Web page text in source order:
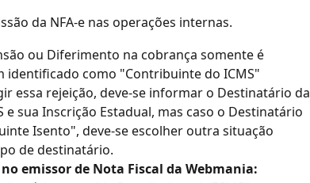
da NFA-e nas operações internas.
ou Diferimento na cobrança somente é
como "Contribuinte do ICMS"
essa rejeição, deve-se informar o Destinatário da
e sua Inscrição Estadual, mas caso o Destinatário
Isento", deve-se escolher outra situação
de destinatário.
emissor de Nota Fiscal da Webmania: